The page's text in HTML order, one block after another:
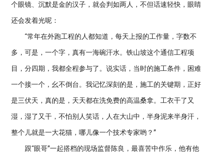
个眼镜、沉默是金的汉子，就会判如两人，不但话速轻快，眼睛
还会发着光呢：
“常年在外跑工程的人都知道，每天上报的工作量，字数不
多，可是，一个字，真有一海碗汗水。铁山坡这个通信工程项
目，分四期，我都全程参与了。说实话，当时的施工条件，困难
一个接一个，幺不倒台。我记忆深刻的是，施工的关键期，正好
是三伏天，真的是，天天都在洗免费的高温桑拿。工衣干了又
湿，湿了又干，不怕别人笑话，人在大山中，半身泥来半身汗，
整个儿就是一大花猫，哪儿像一个技术专家哟？”
跟“眼哥”一起搭档的现场监督陈良，最喜苦中作乐，他有他